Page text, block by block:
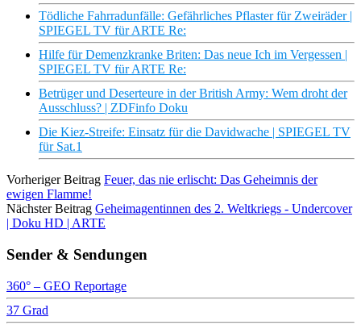
Tödliche Fahrradunfälle: Gefährliches Pflaster für Zweiräder |
SPIEGEL TV für ARTE Re:
Hilfe für Demenzkranke Briten: Das neue Ich im Vergessen |
SPIEGEL TV für ARTE Re:
Betrüger und Deserteure in der British Army: Wem droht der
Ausschluss? | ZDFinfo Doku
Die Kiez-Streife: Einsatz für die Davidwache | SPIEGEL TV
für Sat.1
Vorheriger Beitrag Feuer, das nie erlischt: Das Geheimnis der
ewigen Flamme!
Nächster Beitrag Geheimagentinnen des 2. Weltkriegs - Undercover
| Doku HD | ARTE
Sender & Sendungen
360° – GEO Reportage
37 Grad